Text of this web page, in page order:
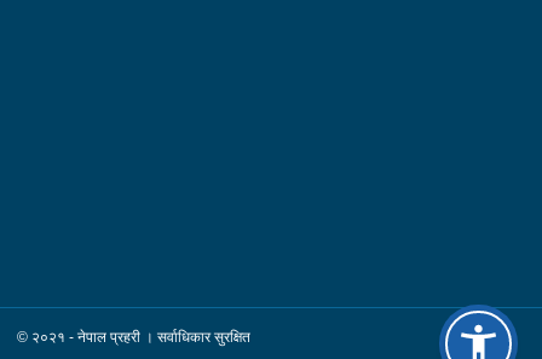
© २०२१ - नेपाल प्रहरी । सर्वाधिकार सुरक्षित